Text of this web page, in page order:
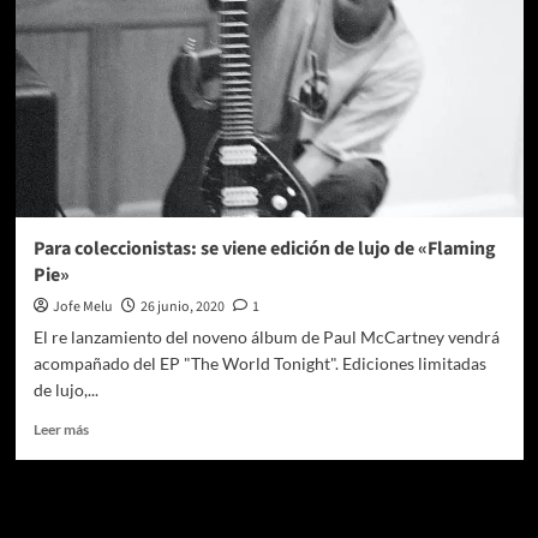
Para coleccionistas: se viene edición de lujo de «Flaming
Pie»
Jofe Melu 26 junio, 2020
1
El re lanzamiento del noveno álbum de Paul McCartney vendrá
acompañado del EP "The World Tonight". Ediciones limitadas
de lujo,...
Leer másLeer